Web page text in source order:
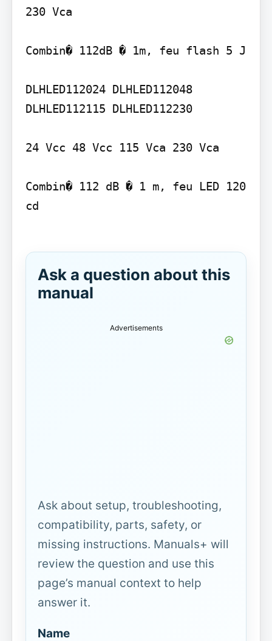
230 Vca
Combin� 112dB � 1m, feu flash 5 J
DLHLED112024 DLHLED112048
DLHLED112115 DLHLED112230
24 Vcc 48 Vcc 115 Vca 230 Vca
Combin� 112 dB � 1 m, feu LED 120
cd
Ask a question about this
manual
Advertisements
Ask about setup, troubleshooting,
compatibility, parts, safety, or
missing instructions. Manuals+ will
review the question and use this
page’s manual context to help
answer it.
Name